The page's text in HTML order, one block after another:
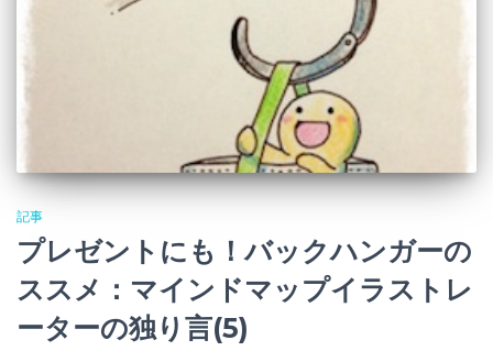
記事
プレゼントにも！バックハンガーの
ススメ：マインドマップイラストレ
ーターの独り言(5)